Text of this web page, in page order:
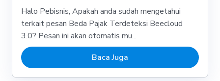
Halo Pebisnis, Apakah anda sudah mengetahui
terkait pesan Beda Pajak Terdeteksi Beecloud
3.0? Pesan ini akan otomatis mu...
Baca Juga